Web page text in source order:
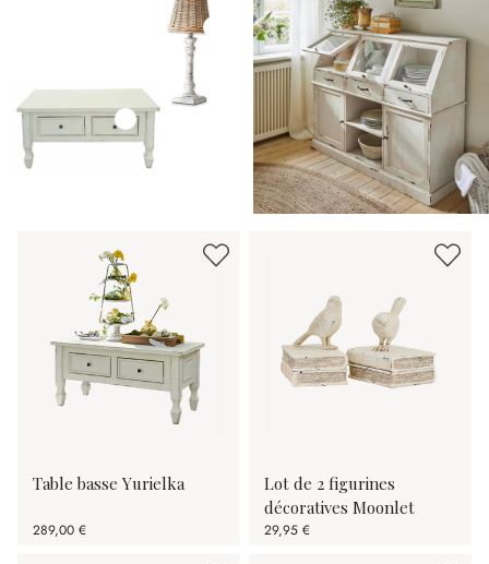
Table basse Yurielka
289,00 €
Lot de 2 figurines
décoratives Moonlet
29,95 €